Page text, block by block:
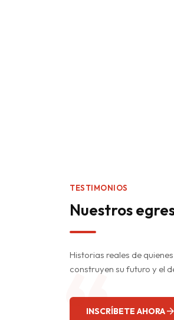
TESTIMONIOS
Nuestros
Historias reales de
construyen su futuro y el
INSCRÍBETE AHORA
Fernanda Zapata
Diseñadora de
Profesional Independiente
Diseño de Interiores
Sencico me brindó las
herramientas creativas y